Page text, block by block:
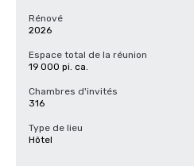
Rénové
2026
Espace total de la réunion
19 000 pi. ca.
Chambres d'invités
316
Type de lieu
Hôtel